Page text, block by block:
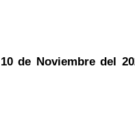
de Noviembre del